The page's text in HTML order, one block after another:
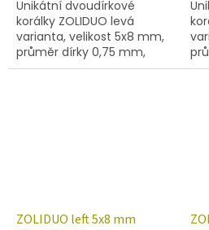
Unikátní dvoudírkové
korálky ZOLIDUO levá
varianta, velikost 5x8 mm,
průměr dírky 0,75 mm,
obsah balení 20 ks nebo
ZOLIDUO left 5x8 mm